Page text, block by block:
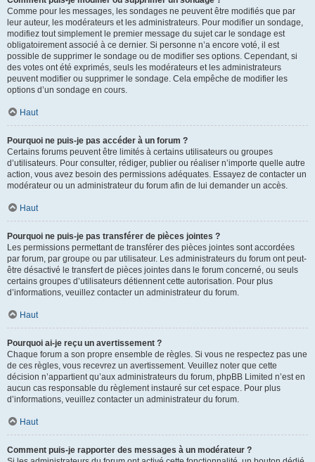
Comme pour les messages, les sondages ne peuvent être modifiés que par
leur auteur, les modérateurs et les administrateurs. Pour modifier un sondage,
modifiez tout simplement le premier message du sujet car le sondage est
obligatoirement associé à ce dernier. Si personne n’a encore voté, il est
possible de supprimer le sondage ou de modifier ses options. Cependant, si
des votes ont été exprimés, seuls les modérateurs et les administrateurs
peuvent modifier ou supprimer le sondage. Cela empêche de modifier les
options d’un sondage en cours.
Haut
Pourquoi ne puis-je pas accéder à un forum ?
Certains forums peuvent être limités à certains utilisateurs ou groupes
d’utilisateurs. Pour consulter, rédiger, publier ou réaliser n’importe quelle autre
action, vous avez besoin des permissions adéquates. Essayez de contacter un
modérateur ou un administrateur du forum afin de lui demander un accès.
Haut
Pourquoi ne puis-je pas transférer de pièces jointes ?
Les permissions permettant de transférer des pièces jointes sont accordées
par forum, par groupe ou par utilisateur. Les administrateurs du forum ont peut-
être désactivé le transfert de pièces jointes dans le forum concerné, ou seuls
certains groupes d’utilisateurs détiennent cette autorisation. Pour plus
d’informations, veuillez contacter un administrateur du forum.
Haut
Pourquoi ai-je reçu un avertissement ?
Chaque forum a son propre ensemble de règles. Si vous ne respectez pas une
de ces règles, vous recevrez un avertissement. Veuillez noter que cette
décision n’appartient qu’aux administrateurs du forum, phpBB Limited n’est en
aucun cas responsable du règlement instauré sur cet espace. Pour plus
d’informations, veuillez contacter un administrateur du forum.
Haut
Comment puis-je rapporter des messages à un modérateur ?